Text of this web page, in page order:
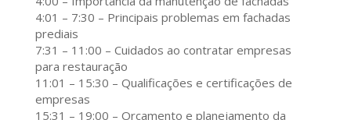
4:01 – 7:30 – Principais problemas em fachadas
prediais
7:31 – 11:00 – Cuidados ao contratar empresas
para restauração
11:01 – 15:30 – Qualificações e certificações de
empresas
15:31 – 19:00 – Orçamento e planejamento da